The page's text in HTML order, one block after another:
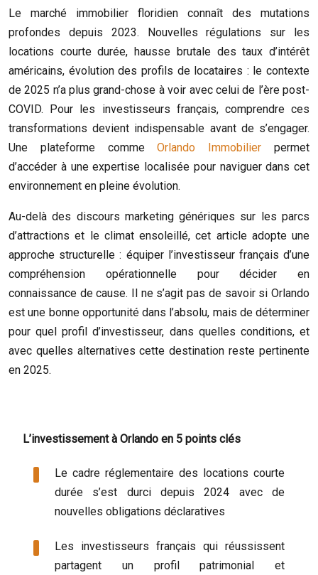
Le marché immobilier floridien connaît des mutations
profondes depuis 2023. Nouvelles régulations sur les
locations courte durée, hausse brutale des taux d’intérêt
américains, évolution des profils de locataires : le contexte
de 2025 n’a plus grand-chose à voir avec celui de l’ère post-
COVID. Pour les investisseurs français, comprendre ces
transformations devient indispensable avant de s’engager.
Une plateforme commeOrlando Immobilier permet
d’accéder à une expertise localisée pour naviguer dans cet
environnement en pleine évolution.
Au-delà des discours marketing génériques sur les parcs
d’attractions et le climat ensoleillé, cet article adopte une
approche structurelle : équiper l’investisseur français d’une
compréhension opérationnelle pour décider en
connaissance de cause. Il ne s’agit pas de savoir si Orlando
est une bonne opportunité dans l’absolu, mais de déterminer
pour quel profil d’investisseur, dans quelles conditions, et
avec quelles alternatives cette destination reste pertinente
en 2025.
L’investissement à Orlando en 5 points clés
Le cadre réglementaire des locations courte
durée s’est durci depuis 2024 avec de
nouvelles obligations déclaratives
Les investisseurs français qui réussissent
partagent un profil patrimonial et